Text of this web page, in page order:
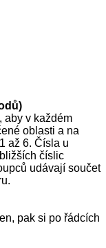
aby v každém
oblasti a na
až 6. Čísla u
číslic
udávají součet
pak si po řádcích